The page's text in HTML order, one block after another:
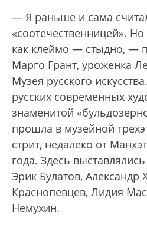
— Я раньше и сама
«соотечественницей».
как клеймо — стыдно, —
Марго Грант, уроженка
Музея русского
русских современных
знаменитой
прошла в музейной
стрит, недалеко от
года. Здесь
Эрик Булатов, Александр
Краснопевцев, Лидия
Немухин.